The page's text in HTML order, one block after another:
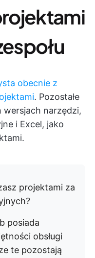
obecnie z
. Pozostałe
wersjach narzędzi,
i Excel, jako
projektami za
posiada
obsługi
te pozostają